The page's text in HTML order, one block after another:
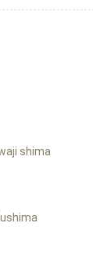
shima